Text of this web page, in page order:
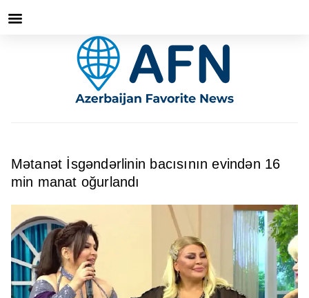
Mətanət İsgəndərlinin bacısının evindən 16
min manat oğurlandı